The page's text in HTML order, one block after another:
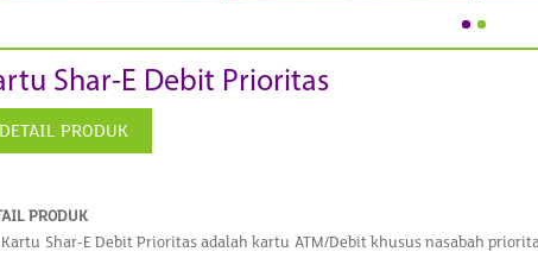
Shar-E Debit Prioritas
DETAIL PRODUK
PRODUK
Kartu Shar-E Debit Prioritas adalah kartu ATM/Debit khusus nasabah